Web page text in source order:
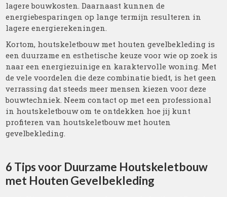
lagere bouwkosten. Daarnaast kunnen de
energiebesparingen op lange termijn resulteren in
lagere energierekeningen.
Kortom, houtskeletbouw met houten gevelbekleding is
een duurzame en esthetische keuze voor wie op zoek is
naar een energiezuinige en karaktervolle woning. Met
de vele voordelen die deze combinatie biedt, is het geen
verrassing dat steeds meer mensen kiezen voor deze
bouwtechniek. Neem contact op met een professional
in houtskeletbouw om te ontdekken hoe jij kunt
profiteren van houtskeletbouw met houten
gevelbekleding.
6 Tips voor Duurzame Houtskeletbouw
met Houten Gevelbekleding